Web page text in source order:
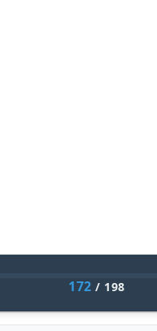
172 / 198